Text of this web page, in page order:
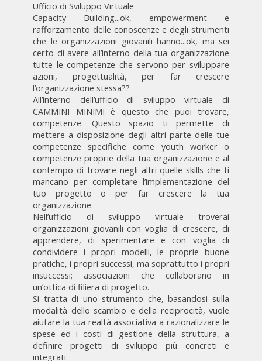
Ufficio di Sviluppo Virtuale
Capacity Building...ok, empowerment e
rafforzamento delle conoscenze e degli strumenti
che le organizzazioni giovanili hanno...ok, ma sei
certo di avere all’interno della tua organizzazione
tutte le competenze che servono per sviluppare
azioni, progettualità, per far crescere
l’organizzazione stessa??
All’interno dell’ufficio di sviluppo virtuale di
CAMMINI MINIMI è questo che puoi trovare,
competenze. Questo spazio ti permette di
mettere a disposizione degli altri parte delle tue
competenze specifiche come youth worker o
competenze proprie della tua organizzazione e al
contempo di trovare negli altri quelle skills che ti
mancano per completare l’implementazione del
tuo progetto o per far crescere la tua
organizzazione.
Nell’ufficio di sviluppo virtuale troverai
organizzazioni giovanili con voglia di crescere, di
apprendere, di sperimentare e con voglia di
condividere i propri modelli, le proprie buone
pratiche, i propri successi, ma soprattutto i propri
insuccessi; associazioni che collaborano in
un’ottica di filiera di progetto.
Si tratta di uno strumento che, basandosi sulla
modalità dello scambio e della reciprocità, vuole
aiutare la tua realtà associativa a razionalizzare le
spese ed i costi di gestione della struttura, a
definire progetti di sviluppo più concreti e
integrati.